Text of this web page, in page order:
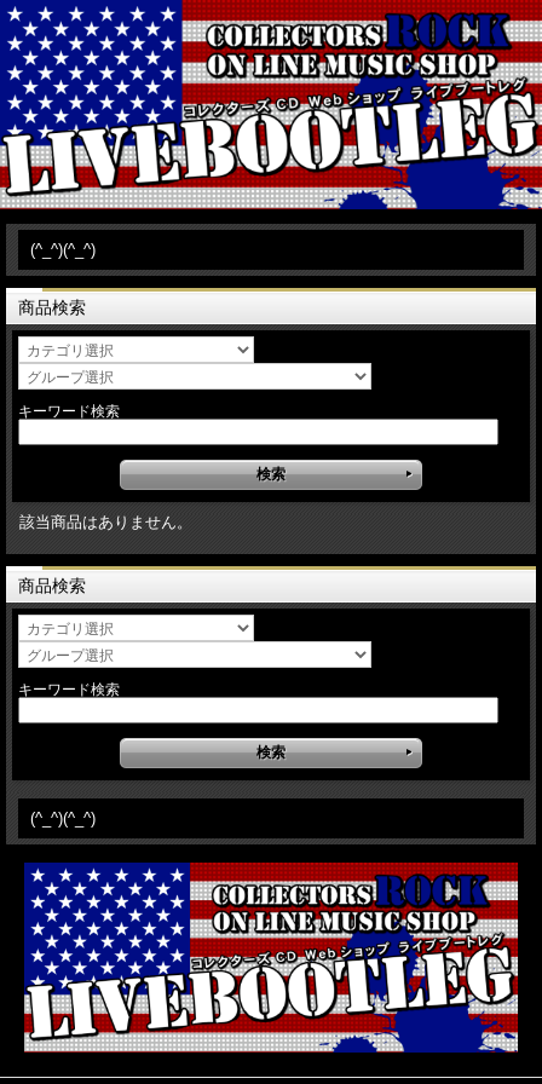
(^_^)(^_^)
商品検索
キーワード検索
該当商品はありません。
商品検索
キーワード検索
(^_^)(^_^)